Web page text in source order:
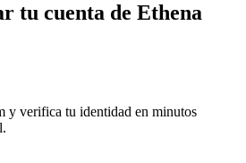
tu cuenta de Ethena
y verifica tu identidad en minutos